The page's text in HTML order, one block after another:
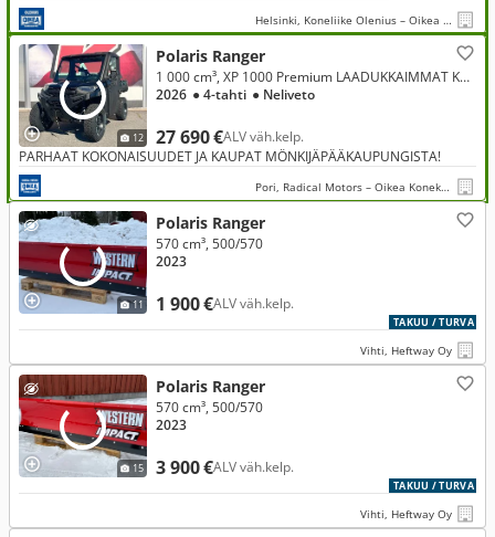
Helsinki, Koneliike Olenius – Oikea Konekauppa
12
Polaris Ranger
27 690 €ALV väh.kelp.
1 000 cm³, XP 1000 Premium LAADUKKAIMMAT KOPPIMÖNKIJÄT MÖNKIJÄPÄÄKAUPUNGISTA!
2026 ● 4-tahti ● Neliveto
PARHAAT KOKONAISUUDET JA KAUPAT MÖNKIJÄPÄÄKAUPUNGISTA!
Pori, Radical Motors – Oikea Konekauppa
11
Polaris Ranger
1 900 €ALV väh.kelp.
570 cm³, 500/570
2023
TAKUU / TURVA
Vihti, Heftway Oy
15
Polaris Ranger
3 900 €ALV väh.kelp.
570 cm³, 500/570
2023
TAKUU / TURVA
Vihti, Heftway Oy